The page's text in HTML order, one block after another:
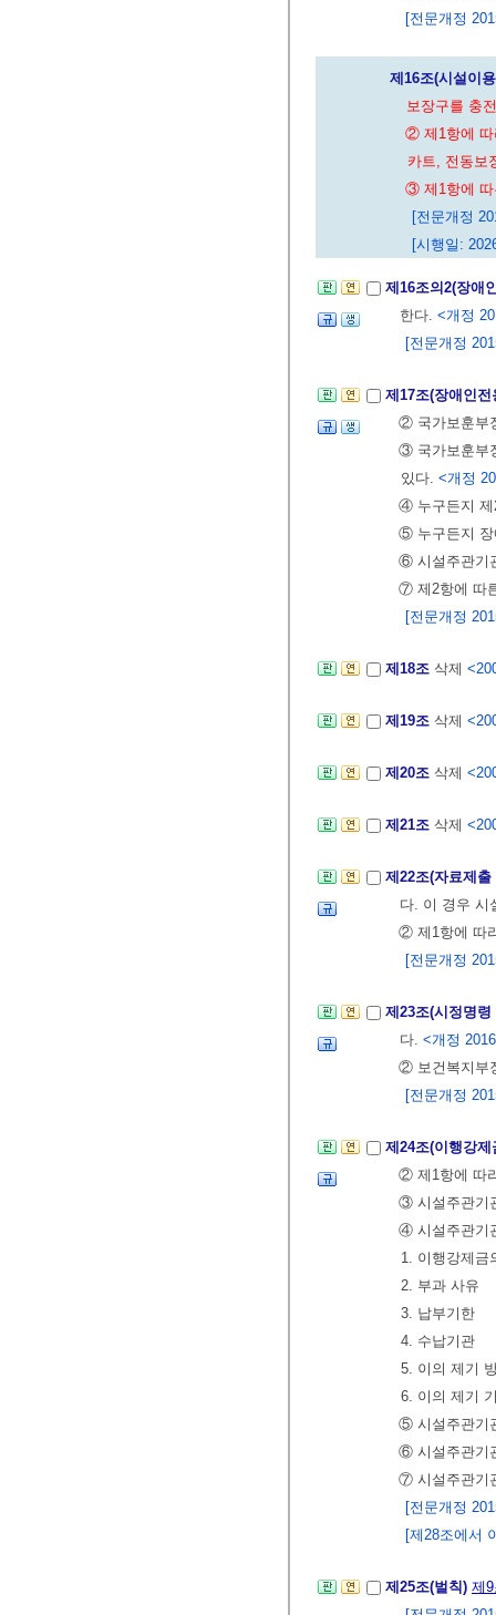
[전문개정
제16조(시설이
보장구를 충
② 제1항에 따
카트, 전동보
③ 제1항에 따
[전문개정
[시행일:
제16조의2(장애
한다. <개정
[전문개정
제17조(장애인
② 국가보훈부
③ 국가보훈부
있다. <개정
④ 누구든지 제
⑤ 누구든지 장
⑥ 시설주관기
⑦ 제2항에 따
[전문개정
제18조 삭제
제19조 삭제
제20조 삭제
제21조 삭제
제22조(자료제
다. 이 경우 시
② 제1항에 따
[전문개정
제23조(시정명
다. <개정
② 보건복지부
[전문개정
제24조(이행강
② 제1항에 따
③ 시설주관기
④ 시설주관기
1. 이행강제금
2. 부과 사유
3. 납부기한
4. 수납기관
5. 이의 제기
6. 이의 제기
⑤ 시설주관기
⑥ 시설주관기
⑦ 시설주관기
[전문개정
[제28조에서
제25조(벌칙) 제